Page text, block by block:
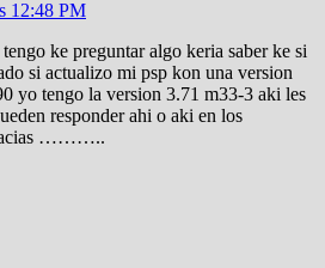
12:48 PM
ke preguntar algo keria saber ke si
si actualizo mi psp kon una version
yo tengo la version 3.71 m33-3 aki les
responder ahi o aki en los
………..